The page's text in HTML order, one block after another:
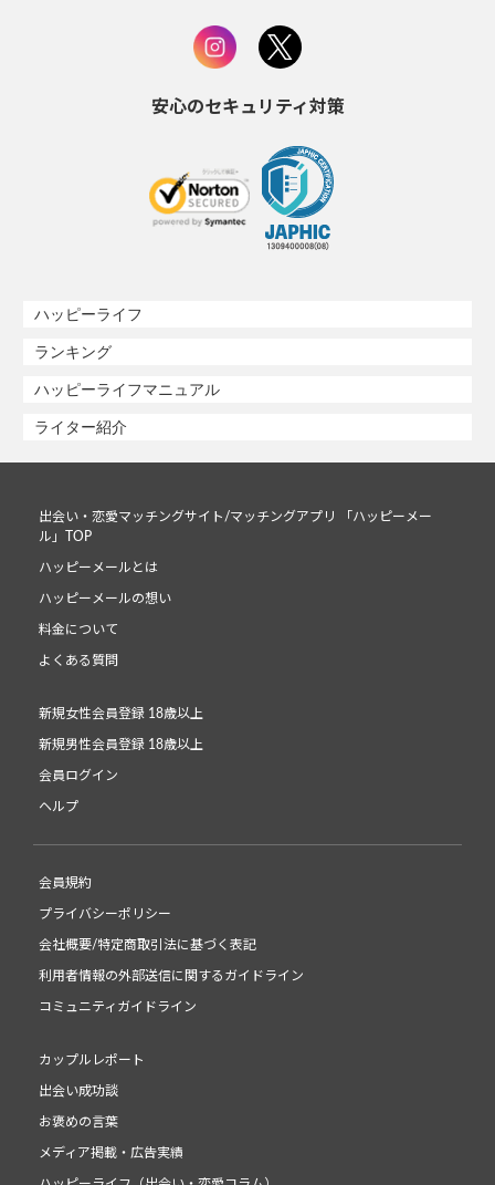
安心のセキュリティ対策
ハッピーライフ
ランキング
ハッピーライフマニュアル
ライター紹介
出会い・恋愛マッチングサイト/マッチングアプリ 「ハッピーメー
ル」TOP
ハッピーメールとは
ハッピーメールの想い
料金について
よくある質問
新規女性会員登録 18歳以上
新規男性会員登録 18歳以上
会員ログイン
ヘルプ
会員規約
プライバシーポリシー
会社概要/特定商取引法に基づく表記
利用者情報の外部送信に関するガイドライン
コミュニティガイドライン
カップルレポート
出会い成功談
お褒めの言葉
メディア掲載・広告実績